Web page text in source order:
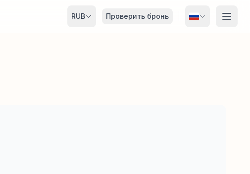
RUB Проверить бронь